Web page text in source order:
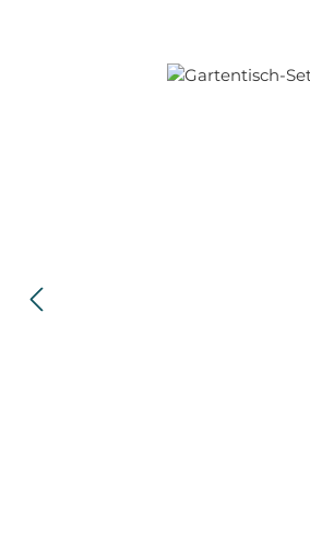
Bildergalerie überspringen